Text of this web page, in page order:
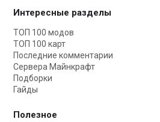
Интересные разделы
ТОП 100 модов
ТОП 100 карт
Последние комментарии
Сервера Майнкрафт
Подборки
Гайды
Полезное